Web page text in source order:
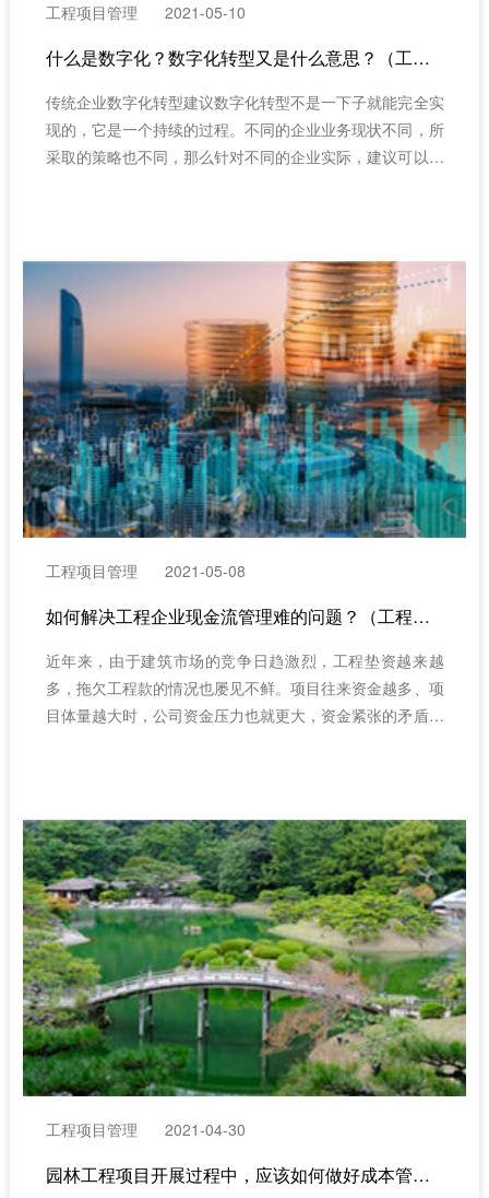
工程项目管理 2021-05-10
什么是数字化？数字化转型又是什么意思？（工程项目管理系统）
传统企业数字化转型建议数字化转型不是一下子就能完全实
现的，它是一个持续的过程。不同的企业业务现状不同，所
采取的策略也不同，那么针对不同的企业实际，建议可以从
工程项目管理 2021-05-08
如何解决工程企业现金流管理难的问题？（工程项目管理软件）
近年来，由于建筑市场的竞争日趋激烈，工程垫资越来越
多，拖欠工程款的情况也屡见不鲜。项目往来资金越多、项
目体量越大时，公司资金压力也就更大，资金紧张的矛盾日
工程项目管理 2021-04-30
园林工程项目开展过程中，应该如何做好成本管控？（工程项目管理系统）